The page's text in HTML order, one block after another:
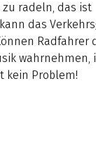
radeln, das ist
das
Radfahrer
wahrnehmen,
kein Problem!